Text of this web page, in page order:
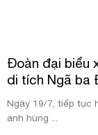
Đoàn đại biểu
di tích Ngã ba
Ngày 19/7, tiếp tục
anh hùng ...